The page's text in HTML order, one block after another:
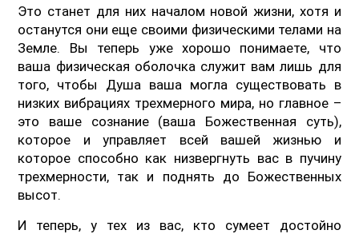
Это станет для них началом новой жизни, хотя и
останутся они еще своими физическими телами на
Земле. Вы теперь уже хорошо понимаете, что
ваша физическая оболочка служит вам лишь для
того, чтобы Душа ваша могла существовать в
низких вибрациях трехмерного мира, но главное –
это ваше сознание (ваша Божественная суть),
которое и управляет всей вашей жизнью и
которое способно как низвергнуть вас в пучину
трехмерности, так и поднять до Божественных
высот.
И теперь, у тех из вас, кто сумеет достойно